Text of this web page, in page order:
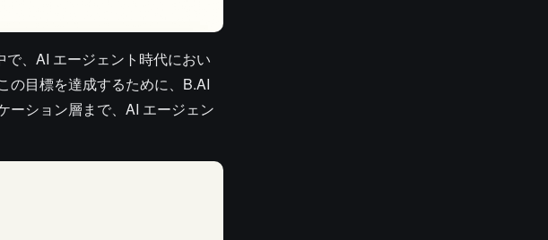
で、AI エージェント時代におい
の目標を達成するために、B.AI
ーション層まで、AI エージェン